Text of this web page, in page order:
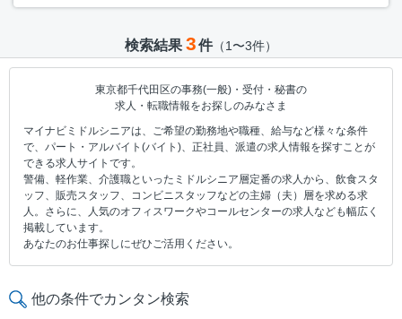
検索結果 3件（1〜3件）
東京都千代田区の事務(一般)・受付・秘書の
求人・転職情報をお探しのみなさま
マイナビミドルシニアは、ご希望の勤務地や職種、給与など様々な条件
で、パート・アルバイト(バイト)、正社員、派遣の求人情報を探すことが
できる求人サイトです。
警備、軽作業、介護職といったミドルシニア層定番の求人から、飲食スタ
ッフ、販売スタッフ、コンビニスタッフなどの主婦（夫）層を求める求
人。さらに、人気のオフィスワークやコールセンターの求人なども幅広く
掲載しています。
あなたのお仕事探しにぜひご活用ください。
他の条件でカンタン検索